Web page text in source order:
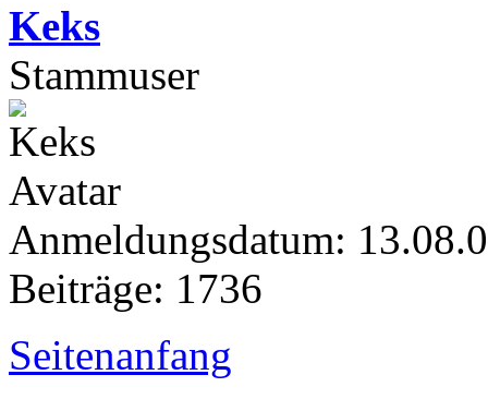
Keks
Stammuser
Anmeldungsdatum:
Beiträge: 1736
Seitenanfang